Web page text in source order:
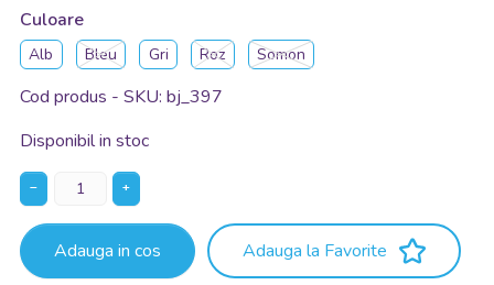
Culoare
Alb Bleu Gri Roz Somon
Cod produs - SKU bj_397
Disponibil in stoc
− +
Adauga in cos Adauga la Favorite